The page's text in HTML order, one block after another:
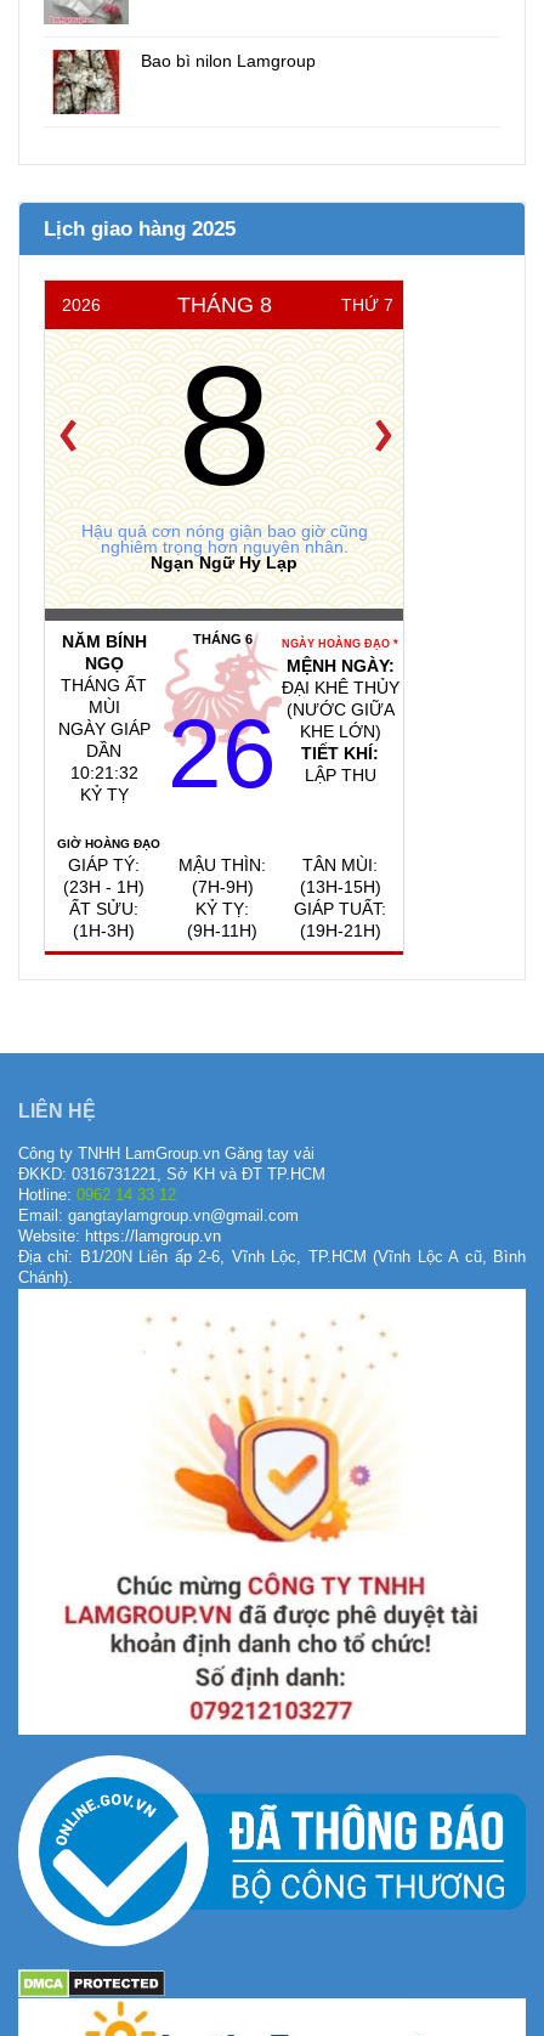
Bao bì nilon Lamgroup
Lịch giao hàng 2025
2026 THÁNG 8 THỨ 7
8
Hậu quả cơn nóng giận bao giờ cũng
nghiêm trọng hơn nguyên nhân.
Ngạn Ngữ Hy Lạp
NĂM BÍNH
NGỌ
THÁNG ẤT
MÙI
NGÀY GIÁP
DẦN
10:21:33
KỶ TỴ
THÁNG 6
26
NGÀY HOÀNG ĐẠO *
MỆNH NGÀY:
ĐẠI KHÊ THỦY
(NƯỚC GIỮA
KHE LỚN)
TIẾT KHÍ:
LẬP THU
GIỜ HOÀNG ĐẠO
GIÁP TÝ:
(23H - 1H)
ẤT SỬU:
(1H-3H)
MẬU THÌN:
(7H-9H)
KỶ TỴ:
(9H-11H)
TÂN MÙI:
(13H-15H)
GIÁP TUẤT:
(19H-21H)
LIÊN HỆ
Công ty TNHH LamGroup.vn Găng tay vải
ĐKKD: 0316731221, Sở KH và ĐT TP.HCM
Hotline: 0962 14 33 12
Email: gangtaylamgroup.vn@gmail.com
Website: https://lamgroup.vn
Địa chỉ: B1/20N Liên ấp 2-6, Vĩnh Lộc, TP.HCM (Vĩnh Lộc A cũ, Bình
Chánh).